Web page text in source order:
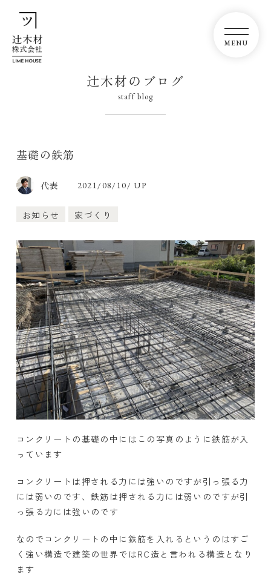
辻木材のブログ
staff blog
基礎の鉄筋
代表 2021/08/10/ UP
お知らせ 家づくり
コンクリートの基礎の中にはこの写真のように鉄筋が入
っています
コンクリートは押される力には強いのですが引っ張る力
には弱いのです、鉄筋は押される力には弱いのですが引
っ張る力には強いのです
なのでコンクリートの中に鉄筋を入れるというのはすご
く強い構造で建築の世界ではRC造と言われる構造となり
ます